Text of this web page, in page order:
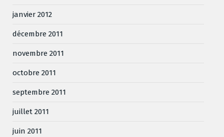
janvier 2012
décembre 2011
novembre 2011
octobre 2011
septembre 2011
juillet 2011
juin 2011